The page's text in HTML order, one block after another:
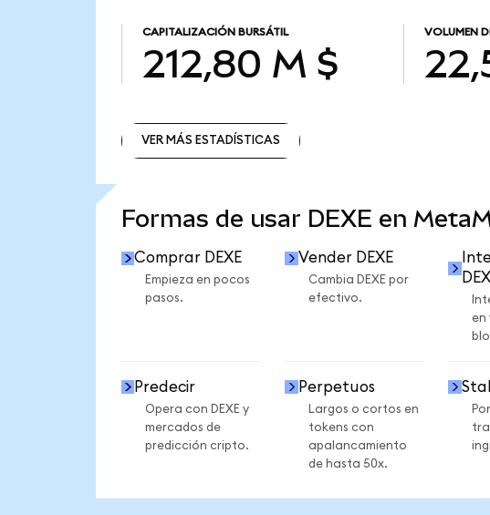
CAPITALIZACIÓN BURSÁTIL
212,80 M $
VOLUMEN
VER MÁS ESTADÍSTICAS
Formas de usar DEXE en
Comprar DEXE
Empieza en pocos
pasos.
Vender DEXE
Cambia DEXE por
efectivo.
en
Predecir
Opera con DEXE y
mercados de
predicción cripto.
Perpetuos
Largos o cortos en
tokens con
apalancamiento
de hasta 50x.